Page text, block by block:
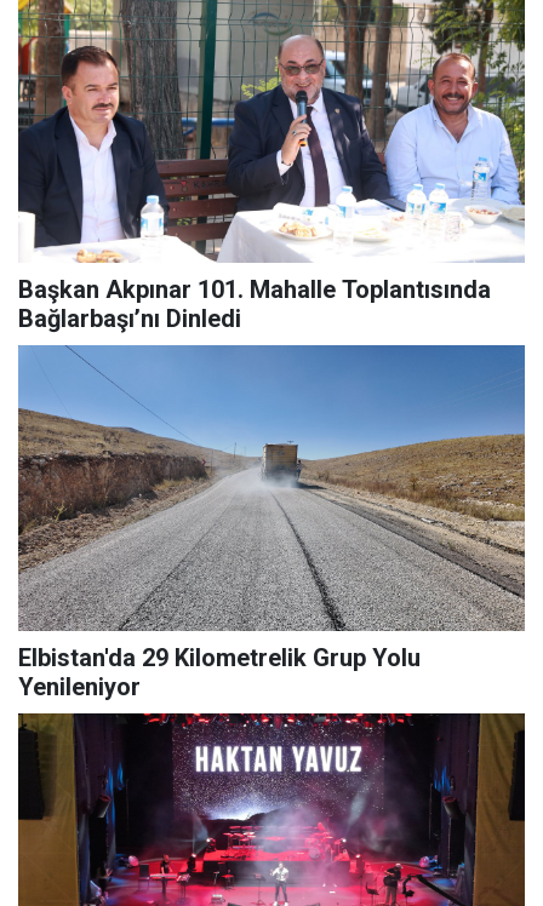
Başkan Akpınar 101. Mahalle Toplantısında
Bağlarbaşı’nı Dinledi
Elbistan'da 29 Kilometrelik Grup Yolu
Yenileniyor